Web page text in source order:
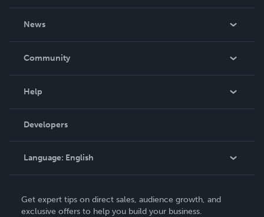
News
In The News
Community
Podcast
Help
Order Lookup
Knowledge Base
Contact Support
Developers
Language: English
Deutsch
Get expert tips on direct sales, audience growth, and
exclusive offers to help you build your business.